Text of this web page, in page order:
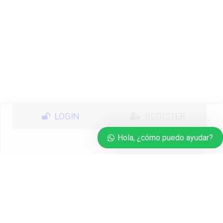
LOGIN
Hola, ¿cómo puedo ayudar?